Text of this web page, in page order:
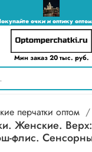
очки и оптику
Мин заказ 20 тыс. руб.
перчатки оптом
Женские.
флис.